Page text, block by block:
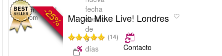
fecha
dentro
de
5
días
-25%
London, United
Kingdom
Magic Mike Live! Londres
(14)
Contacto